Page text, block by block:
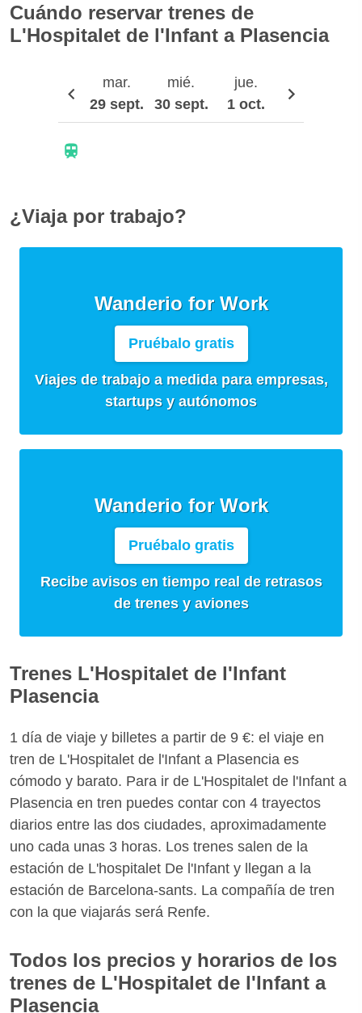
Cuándo reservar trenes de
L'Hospitalet de l'Infant a Plasencia
mar.
29 sept.
mié.
30 sept.
jue.
1 oct.
¿Viaja por trabajo?
Wanderio for Work
Pruébalo gratis
Viajes de trabajo a medida para empresas,
startups y autónomos
Wanderio for Work
Pruébalo gratis
Recibe avisos en tiempo real de retrasos
de trenes y aviones
Trenes L'Hospitalet de l'Infant
Plasencia
1 día de viaje y billetes a partir de 9 €: el viaje en
tren de L'Hospitalet de l'Infant a Plasencia es
cómodo y barato. Para ir de L'Hospitalet de l'Infant a
Plasencia en tren puedes contar con 4 trayectos
diarios entre las dos ciudades, aproximadamente
uno cada unas 3 horas. Los trenes salen de la
estación de L'hospitalet De l'Infant y llegan a la
estación de Barcelona-sants. La compañía de tren
con la que viajarás será Renfe.
Todos los precios y horarios de los
trenes de L'Hospitalet de l'Infant a
Plasencia